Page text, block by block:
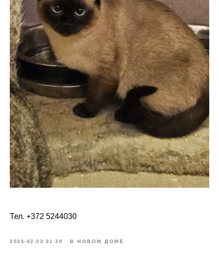
Тел. +372 5244030
2026-02-23 21:30 В НОВОМ ДОМЕ